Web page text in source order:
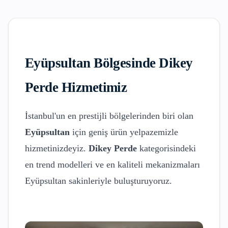
EyüpsultanBölgesindeDikey
PerdeHizmetimiz
İstanbul'un en prestijli bölgelerinden biri olan
Eyüpsultan için geniş ürün yelpazemizle
hizmetinizdeyiz. Dikey Perde kategorisindeki
en trend modelleri ve en kaliteli mekanizmaları
Eyüpsultan sakinleriyle buluşturuyoruz.